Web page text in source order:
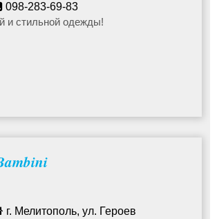
098-283-69-83
и стильной одежды!
г. Мелитополь, ул. Героев